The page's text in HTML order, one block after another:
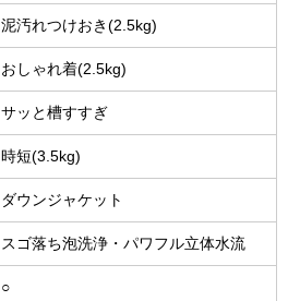
泥汚れつけおき(2.5kg)
おしゃれ着(2.5kg)
サッと槽すすぎ
時短(3.5kg)
ダウンジャケット
スゴ落ち泡洗浄・パワフル立体水流
○